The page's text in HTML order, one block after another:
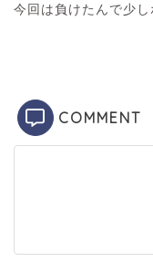
今回は負けたんで少
COMMENT